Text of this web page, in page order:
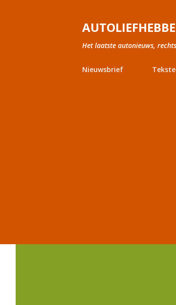
Het laatste autonieuws,
Nieuwsbrief